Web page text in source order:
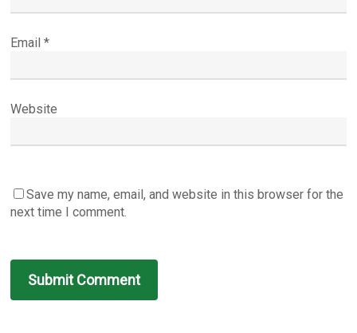
Email*
Website
Save my name, email, and website in this browser for the
next time I comment.